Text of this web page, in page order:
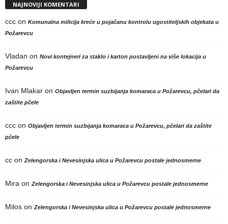
NAJNOVIJI KOMENTARI
ccc on Komunalna milicija kreće u pojačanu kontrolu ugostiteljskih objekata u
Požarevcu
Vladan on Novi kontejneri za staklo i karton postavljeni na više lokacija u
Požarevcu
Ivan Mlakar on Objavljen termin suzbijanja komaraca u Požarevcu, pčelari da
zaštite pčele
ccc on Objavljen termin suzbijanja komaraca u Požarevcu, pčelari da zaštite
pčele
cc on Zelengorska i Nevesinjska ulica u Požarevcu postale jednosmerne
Mira on Zelengorska i Nevesinjska ulica u Požarevcu postale jednosmerne
Milos on Zelengorska i Nevesinjska ulica u Požarevcu postale jednosmerne